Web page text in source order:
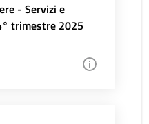
- Servizi e
trimestre 2025